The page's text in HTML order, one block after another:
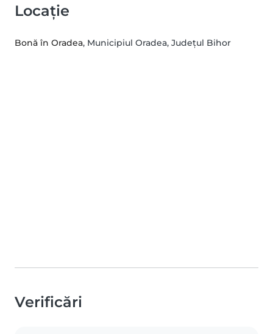
Locație
Bonă în Oradea, Municipiul Oradea, Județul Bihor
Verificări